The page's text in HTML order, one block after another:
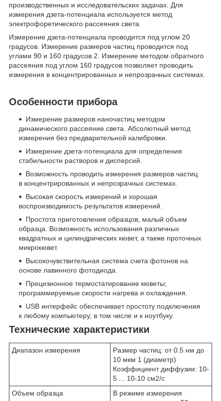
производственных и исследовательских задачах. Для
измерения дзета-потенциала используется метод
электрофоретического рассеяния света.
Измерение дзета-потенциала проводится под углом 20
градусов. Измерение размеров частиц проводится под
углами 90 и 160 градусов 2 . Измерение методом обратного
рассеяния под углом 160 градусов позволяет проводить
измерения в концентрированных и непрозрачных системах.
Особенности прибора
Измерение размеров наночастиц методом
динамического рассеяние света. Абсолютный метод
измерения без предварительной калибровки.
Измерение дзета-потенциала для определения
стабильности растворов и дисперсий.
Возможность проводить измерения размеров частиц
в концентрированных и непрозрачных системах.
Высокая скорость измерений и хорошая
воспроизводимость результатов измерений.
Простота приготовления образцов, малый объем
образца. Возможность использования различных
квадратных и цилиндрических кювет, а также проточных
микрокювет.
Высокочувствительная система счета фотонов на
основе лавинного фотодиода.
Прецизионное термостатирование кюветы;
программируемые скорости нагрева и охлаждения.
USB интерфейс обеспечивает простоту подключения
к любому компьютеру, в том числе и к ноутбуку.
Технические характеристики
Диапазон измерения
Размер частиц: от 0.5 нм до
10 мкм 1 (диаметр)
Коэффициент диффузии: 10-
5 ... 10-10 см2/с
Объем образца
В режиме измерения